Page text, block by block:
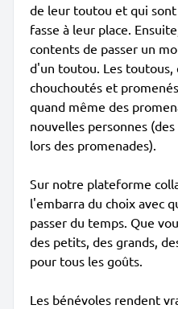
de leur toutou et qui
fasse à leur place.
contents de passer un
d'un toutou. Les
chouchoutés et
quand même des
nouvelles personnes
lors des promenades).
Sur notre plateforme
l'embarra du choix avec
passer du temps. Que
des petits, des grands,
pour tous les goûts.
Les bénévoles rendent